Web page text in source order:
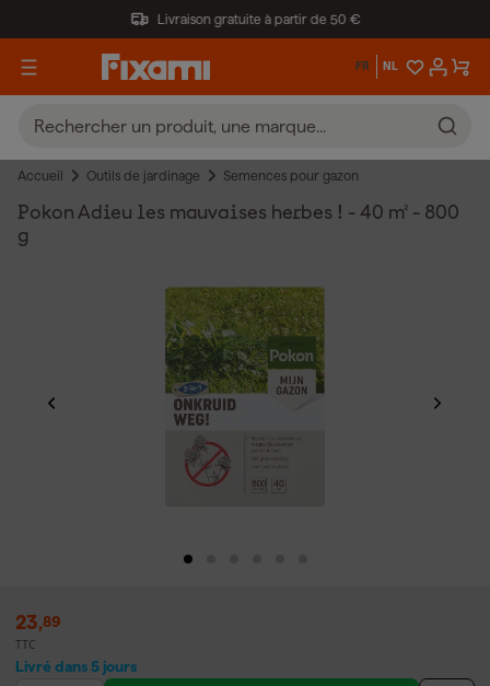
Livraison gratuite à partir de 50 €
FR NL
Accueil Outils de jardinage Semences pour gazon
Pokon Adieu les mauvaises herbes ! - 40 m² - 800
g
23,89
TTC
Livré dans 5 jours